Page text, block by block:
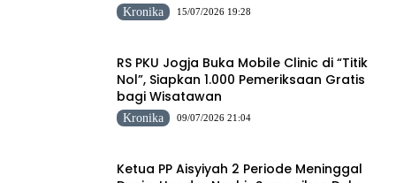
Kronika 15/07/2026 19:28
RS PKU Jogja Buka Mobile Clinic di “Titik
Nol”, Siapkan 1.000 Pemeriksaan Gratis
bagi Wisatawan
Kronika 09/07/2026 21:04
Ketua PP Aisyiyah 2 Periode Meninggal